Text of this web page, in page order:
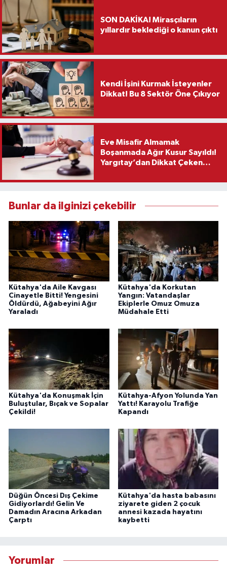
SON DAKİKA! Mirasçıların
yıllardır beklediği o kanun çıktı
Kendi İşini Kurmak İsteyenler
Dikkat! Bu 8 Sektör Öne Çıkıyor
Eve Misafir Almamak
Boşanmada Ağır Kusur Sayıldı!
Yargıtay’dan Dikkat Çeken
Bunlar da ilginizi çekebilir
Kütahya'da Aile Kavgası
Cinayetle Bitti! Yengesini
Öldürdü, Ağabeyini Ağır
Yaraladı
Kütahya'da Korkutan
Yangın: Vatandaşlar
Ekiplerle Omuz Omuza
Müdahale Etti
Kütahya'da Konuşmak İçin
Buluştular, Bıçak ve Sopalar
Çekildi!
Kütahya-Afyon Yolunda Yan
Yattı! Karayolu Trafiğe
Kapandı
Düğün Öncesi Dış Çekime
Gidiyorlardı! Gelin Ve
Damadın Aracına Arkadan
Çarptı
Kütahya'da hasta babasını
ziyarete giden 2 çocuk
annesi kazada hayatını
kaybetti
Yorumlar